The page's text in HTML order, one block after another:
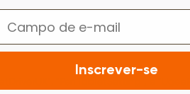
HD (Mac)" – "Library" –
"PenTabletSetting", e
Inscrever-se